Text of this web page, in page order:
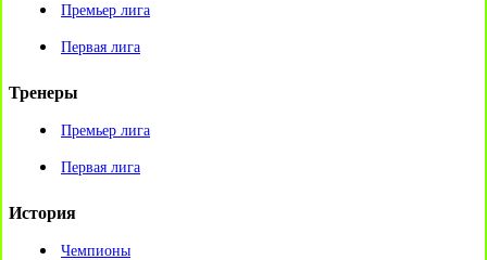
Премьер лига
Первая лига
Тренеры
Премьер лига
Первая лига
История
Чемпионы